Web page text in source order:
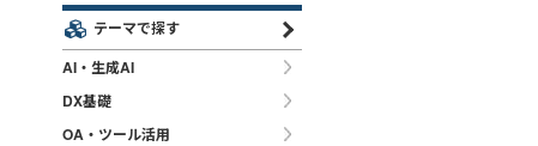
テーマで探す
AI・生成AI
DX基礎
OA・ツール活用